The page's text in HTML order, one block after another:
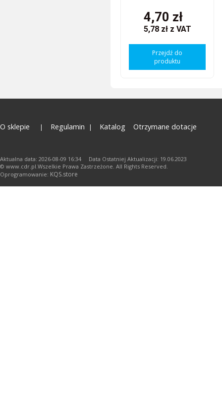
4,70 zł
5,78 zł z VAT
Przejdź do
produktu
O sklepie Regulamin Katalog Otrzymane dotacje
Aktualna data: 2026-08-09 16:34 Data Ostatniej Aktualizacji: 19.06.2023
© www.cdr.pl.Wszelkie Prawa Zastrzeżone. All Rights Reserved.
Oprogramowanie: KQS.store